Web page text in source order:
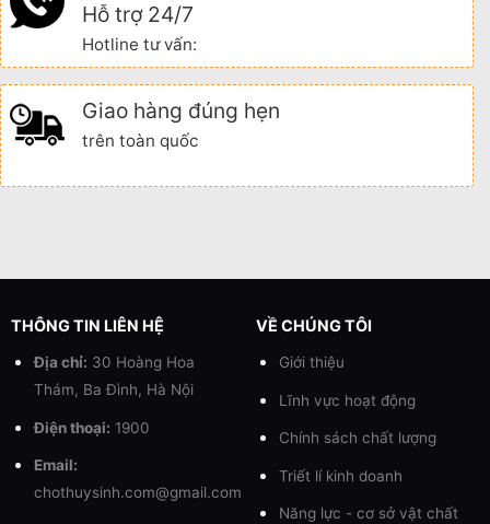
Hỗ trợ 24/7
Hotline tư vấn:
Giao hàng đúng hẹn
trên toàn quốc
THÔNG TIN LIÊN HỆ
Địa chỉ: 30 Hoàng Hoa
Thám, Ba Đình, Hà Nội
Điện thoại: 1900
Email:
chothuysinh.com@gmail.com
VỀ CHÚNG TÔI
Giới thiệu
Lĩnh vực hoạt động
Chính sách chất lượng
Triết lí kinh doanh
Năng lực - cơ sở vật chất